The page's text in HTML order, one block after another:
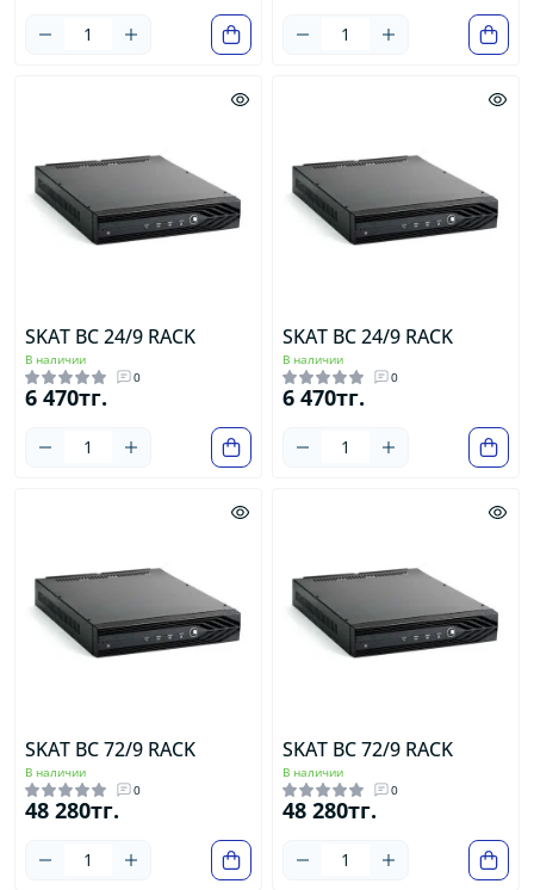
SKAT BC 24/9 RACK
В наличии
0
6 470тг.
SKAT BC 24/9 RACK
В наличии
0
6 470тг.
SKAT BC 72/9 RACK
В наличии
0
48 280тг.
SKAT BC 72/9 RACK
В наличии
0
48 280тг.